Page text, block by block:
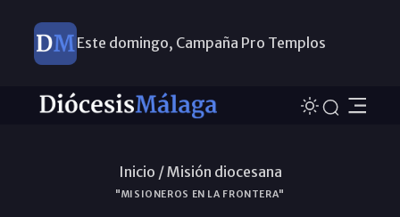
Este domingo, Campaña Pro Templos
Inicio /Misión diocesana
"MISIONEROS EN LA FRONTERA"